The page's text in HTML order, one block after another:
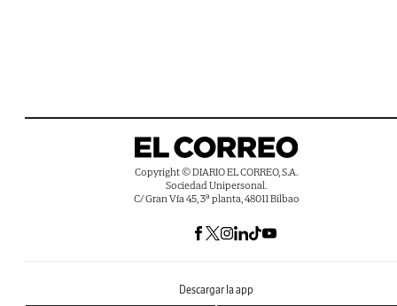
Copyright © DIARIO EL CORREO, S.A.
Sociedad Unipersonal.
C/ Gran Vía 45, 3ª planta, 48011 Bilbao
Descargar la app